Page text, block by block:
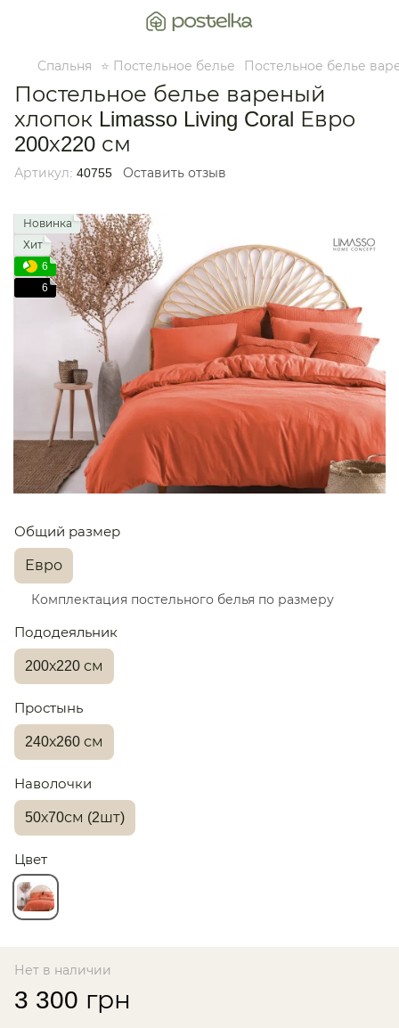
Спальня ⭐ Постельное белье Постельное белье
Постельное белье вареный
хлопок Limasso Living Coral Евро
200х220 см
Артикул: 40755 Оставить отзыв
Новинка
Хит
6
6
Общий размер
Евро
Комплектация постельного белья по размеру
Пододеяльник
200х220 см
Простынь
240х260 см
Наволочки
50х70см (2шт)
Цвет
Нет в наличии
3 300 грн